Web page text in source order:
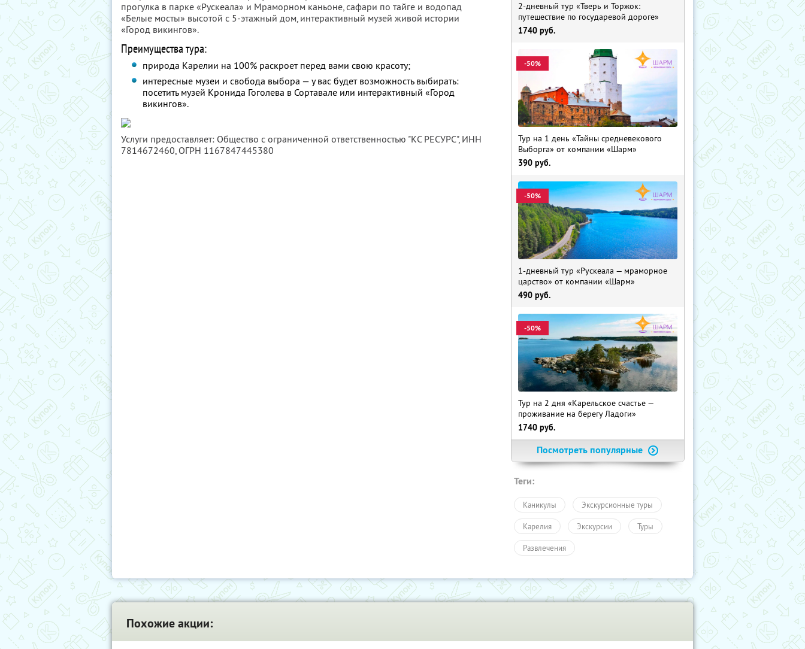
прогулка в парке «Рускеала» и Мраморном каньоне, сафари по тайге и водопад
«Белые мосты» высотой с 5-этажный дом, интерактивный музей живой истории
«Город викингов».
Преимущества тура:
природа Карелии на 100% раскроет перед вами свою красоту;
интересные музеи и свобода выбора — у вас будет возможность выбирать:
посетить музей Кронида Гоголева в Сортавале или интерактивный «Город
викингов».
Услуги предоставляет: Общество с ограниченной ответственностью "КС РЕСУРС", ИНН
7814672460, ОГРН 1167847445380
2-дневный тур «Тверь и Торжок:
путешествие по государевой дороге»
1740 руб.
-50%
Тур на 1 день «Тайны средневекового
Выборга» от компании «Шарм»
390 руб.
-50%
1-дневный тур «Рускеала — мраморное
царство» от компании «Шарм»
490 руб.
-50%
Тур на 2 дня «Карельское счастье —
проживание на берегу Ладоги»
1740 руб.
Посмотреть популярные
Теги:
Каникулы Экскурсионные туры
Карелия Экскурсии Туры
Развлечения
Похожие акции: